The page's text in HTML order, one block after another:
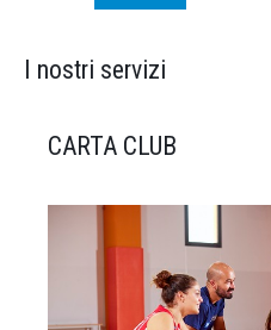
I nostri servizi
CARTA CLUB